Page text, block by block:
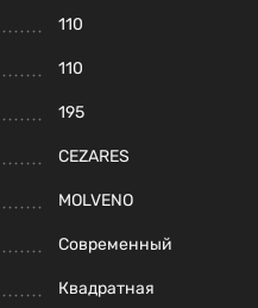
110
110
195
CEZARES
MOLVENO
Современный
Квадратная